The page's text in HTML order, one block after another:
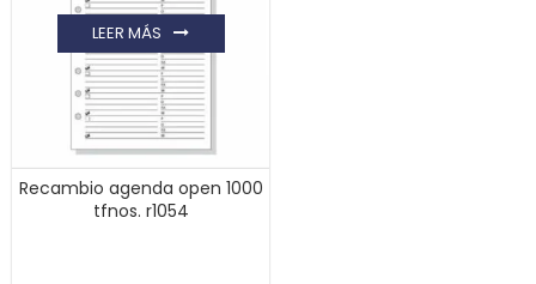
Recambio agenda open 1000
tfnos. r1054
LEER MÁS